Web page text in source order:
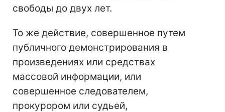
свободы до двух лет.
То же действие, совершенное путем
публичного демонстрирования в
произведениях или средствах
массовой информации, или
совершенное следователем,
прокурором или судьей,